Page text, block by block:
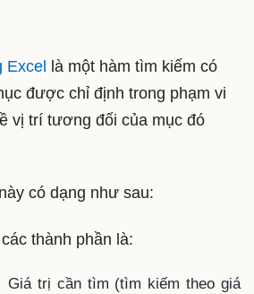
Excel là một hàm tìm kiếm có
được chỉ định trong phạm vi
vị trí tương đối của mục đó
có dạng như sau:
thành phần là:
Giá trị cần tìm (tìm kiếm theo giá